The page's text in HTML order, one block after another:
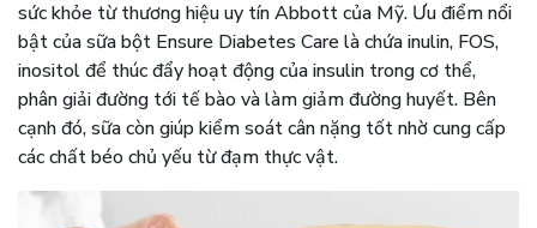
sức khỏe từ thương hiệu uy tín Abbott của Mỹ. Ưu điểm nổi
bật của sữa bột Ensure Diabetes Care là chứa inulin, FOS,
inositol để thúc đẩy hoạt động của insulin trong cơ thể,
phân giải đường tới tế bào và làm giảm đường huyết. Bên
cạnh đó, sữa còn giúp kiểm soát cân nặng tốt nhờ cung cấp
các chất béo chủ yếu từ đạm thực vật.